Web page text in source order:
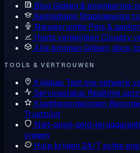
Blog Gidsen & engineering-
Kennisbank Stapsgewijze
Nieuwsruimte Pers &
Hosts vergelijken Cloudzy
Alle bronnen Gidsen, docs,
TOOLS & VERTROUWEN
Kijkglas Test ons netwerk
Servicestatus Realtime
Klantbeoordelingen
Trustpilot
Niet-goed-geld-
vragen
Hulp krijgen 24/7, echte